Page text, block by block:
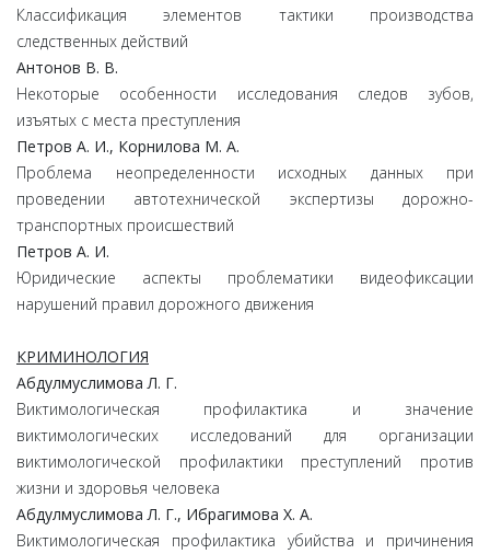
Классификация элементов тактики производства
следственных действий
Антонов В. В.
Некоторые особенности исследования следов зубов,
изъятых с места преступления
Петров А. И., Корнилова М. А.
Проблема неопределенности исходных данных при
проведении автотехнической экспертизы дорожно-
транспортных происшествий
Петров А. И.
Юридические аспекты проблематики видеофиксации
нарушений правил дорожного движения
КРИМИНОЛОГИЯ
Абдулмуслимова Л. Г.
Виктимологическая профилактика и значение
виктимологических исследований для организации
виктимологической профилактики преступлений против
жизни и здоровья человека
Абдулмуслимова Л. Г., Ибрагимова Х. А.
Виктимологическая профилактика убийства и причинения